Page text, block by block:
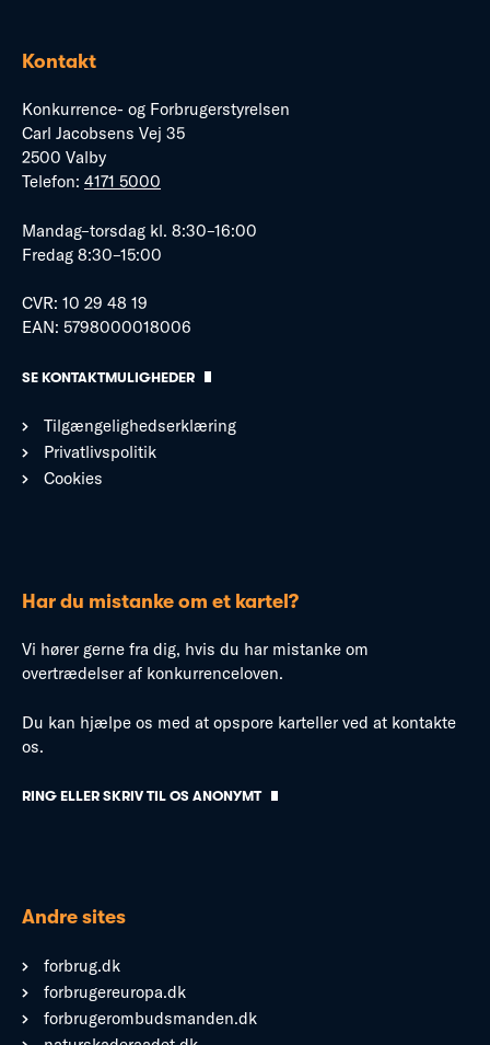
Kontakt
Konkurrence- og Forbrugerstyrelsen
Carl Jacobsens Vej 35
2500 Valby
Telefon: 4171 5000
Mandag–torsdag kl. 8:30–16:00
Fredag 8:30–15:00
CVR: 10 29 48 19
EAN: 5798000018006
SE KONTAKTMULIGHEDER
Tilgængelighedserklæring
Privatlivspolitik
Cookies
Har du mistanke om et kartel?
Vi hører gerne fra dig, hvis du har mistanke om
overtrædelser af konkurrenceloven.
Du kan hjælpe os med at opspore karteller ved at kontakte
os.
RING ELLER SKRIV TIL OS ANONYMT
Andre sites
forbrug.dk
forbrugereuropa.dk
forbrugerombudsmanden.dk